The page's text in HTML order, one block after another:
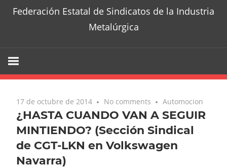
Federación Estatal de Sindicatos de la Industria
Metalúrgica
17 de octubre de 2014 No comments Automocion
¿HASTA CUANDO VAN A SEGUIR
MINTIENDO? (Sección Sindical
de CGT-LKN en Volkswagen
Navarra)